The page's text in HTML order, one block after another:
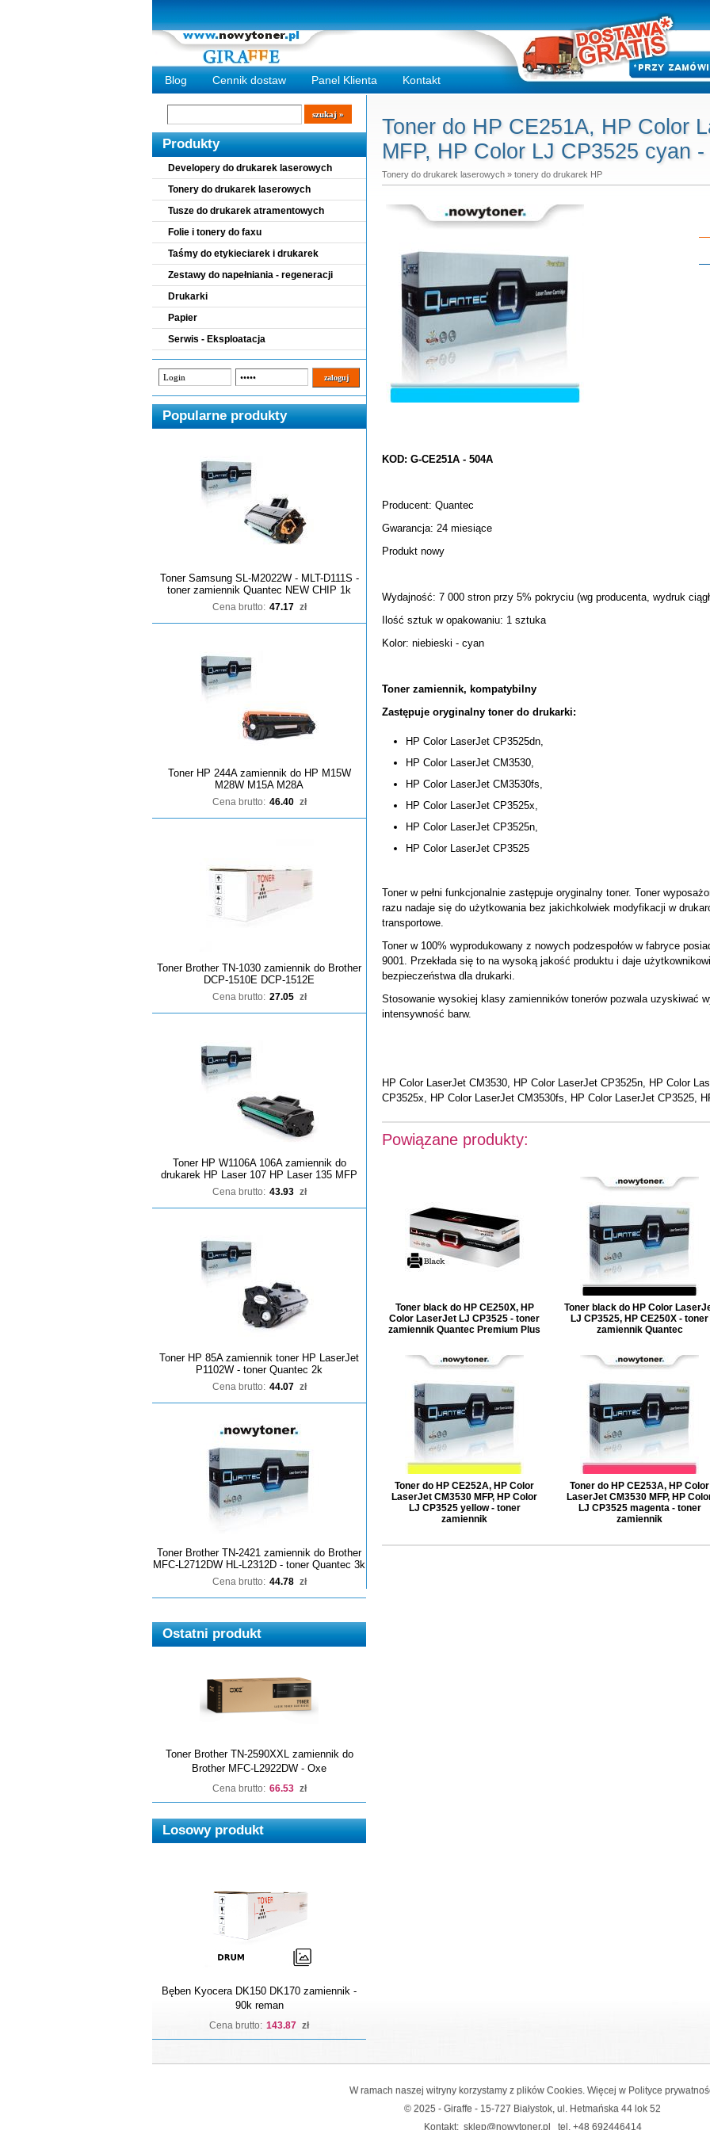
Blog Cennik dostaw Panel Klienta Kontakt
Wyszukiwarka
szukaj
Produkty
Developery do drukarek laserowych
Tonery do drukarek laserowych
Tusze do drukarek atramentowych
Folie i tonery do faxu
Taśmy do etykieciarek i drukarek
Zestawy do napełniania - regeneracji
Drukarki
Papier
Serwis - Eksploatacja
Popularne produkty
Toner Samsung SL-M2022W - MLT-D111S -
toner zamiennik Quantec NEW CHIP 1k
Cena brutto: 47.17 zł
Toner HP 244A zamiennik do HP M15W
M28W M15A M28A
Cena brutto: 46.40 zł
Toner Brother TN-1030 zamiennik do Brother
DCP-1510E DCP-1512E
Cena brutto: 27.05 zł
Toner HP W1106A 106A zamiennik do
drukarek HP Laser 107 HP Laser 135 MFP
Cena brutto: 43.93 zł
Toner HP 85A zamiennik toner HP LaserJet
P1102W - toner Quantec 2k
Cena brutto: 44.07 zł
Toner Brother TN-2421 zamiennik do Brother
MFC-L2712DW HL-L2312D - toner Quantec 3k
Cena brutto: 44.78 zł
Ostatni produkt
Toner Brother TN-2590XXL zamiennik do
Brother MFC-L2922DW - Oxe
Cena brutto: 66.53 zł
Losowy produkt
Bęben Kyocera DK150 DK170 zamiennik -
90k reman
Cena brutto: 143.87 zł
Toner do HP CE251A, HP Color
MFP, HP Color LJ CP3525 cyan
Tonery do drukarek laserowych » tonery do drukarek HP
KOD: G-CE251A - 504A
Producent: Quantec
Gwarancja: 24 miesiące
Produkt nowy
Wydajność: 7 000 stron przy 5% pokryciu (wg producenta, wydruk
Ilość sztuk w opakowaniu: 1 sztuka
Kolor: niebieski - cyan
Toner zamiennik, kompatybilny
Zastępuje oryginalny toner do drukarki:
HP Color LaserJet CP3525dn,
HP Color LaserJet CM3530,
HP Color LaserJet CM3530fs,
HP Color LaserJet CP3525x,
HP Color LaserJet CP3525n,
HP Color LaserJet CP3525
Toner w pełni funkcjonalnie zastępuje oryginalny toner. Toner
razu nadaje się do użytkowania bez jakichkolwiek modyfikacji w
transportowe.
Toner w 100% wyprodukowany z nowych podzespołów w fabryce
9001. Przekłada się to na wysoką jakość produktu i daje
bezpieczeństwa dla drukarki.
Stosowanie wysokiej klasy zamienników tonerów pozwala uzyskiwać
intensywność barw.
HP Color LaserJet CM3530, HP Color LaserJet CP3525n, HP Color
CP3525x, HP Color LaserJet CM3530fs, HP Color LaserJet CP3525,
Powiązane produkty:
Toner black do HP CE250X, HP
Color LaserJet LJ CP3525 - toner
zamiennik Quantec Premium Plus
Toner black do HP Color
LJ CP3525, HP CE250X - toner
zamiennik Quantec
Toner do HP CE252A, HP Color
LaserJet CM3530 MFP, HP Color
LJ CP3525 yellow - toner
zamiennik
Toner do HP CE253A, HP Color
LaserJet CM3530 MFP, HP
LJ CP3525 magenta - toner
zamiennik
W ramach naszej witryny korzystamy z plików Cookies. Więcej w Polityce
© 2025 - Giraffe - 15-727 Białystok, ul. Hetmańska 44 lok 52
Kontakt: sklep@nowytoner.pl tel. +48 692446414